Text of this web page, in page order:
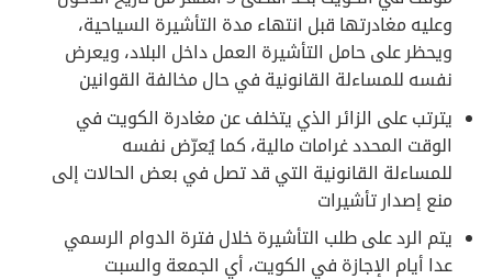
وعليه مغادرتها قبل انتهاء مدة التأشيرة السياحية،
ويحظر على حامل التأشيرة العمل داخل البلاد، ويعرض
نفسه للمساءلة القانونية في حال مخالفة القوانين
يترتب على الزائر الذي يتخلف عن مغادرة الكويت في
الوقت المحدد غرامات مالية، كما يُعرّض نفسه
للمساءلة القانونية التي قد تصل في بعض الحالات إلى
منع إصدار تأشيرات
يتم الرد على طلب التأشيرة خلال فترة الدوام الرسمي
عدا أيام الإجازة في الكويت، أي الجمعة والسبت